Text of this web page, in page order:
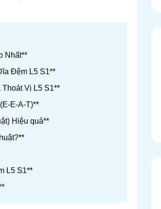
Nhất**
Đệm L5 S1**
Vị L5 S1**
E-A-T)**
Hiệu quả**
L5 S1**